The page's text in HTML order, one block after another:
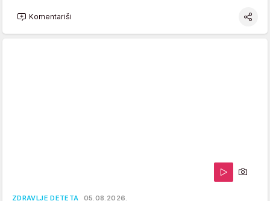
Komentariši
ZDRAVLJE DETETA 05.08.2026.